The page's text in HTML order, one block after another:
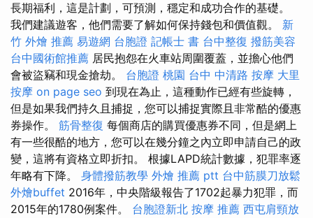
長期福利，這是計劃，可預測，穩定和成功合作的基礎。
我們建議遊客，他們需要了解如何保持錢包和價值觀。 新
竹 外燴 推薦 易遊網 台胞證 記帳士 書 台中整復 撥筋美容
台中國術館推薦 居民抱怨在火車站周圍覆蓋，並擔心他們
會被盜竊和現金搶劫。 台胞證 桃園 台中 中清路 按摩 大里
按摩 on page seo 到現在為止，這種動作已經有些旋轉，
但是如果我們持久且捕捉，您可以捕捉實際且非常酷的優惠
券操作。 筋骨整復 每個商店的購買優惠券不同，但是網上
有一些很酷的地方，您可以在幾分鐘之內立即申請自己的政
變，這將有資格立即折扣。 根據LAPD統計數據，犯罪率逐
年略有下降。 身體撥筋教學 外燴 推薦 ptt 台中筋膜刀放鬆
外燴buffet 2016年，中央階級報告了1702起暴力犯罪，而
2015年的1780例案件。 台胞證新北 按摩 推薦 西屯肩頸放